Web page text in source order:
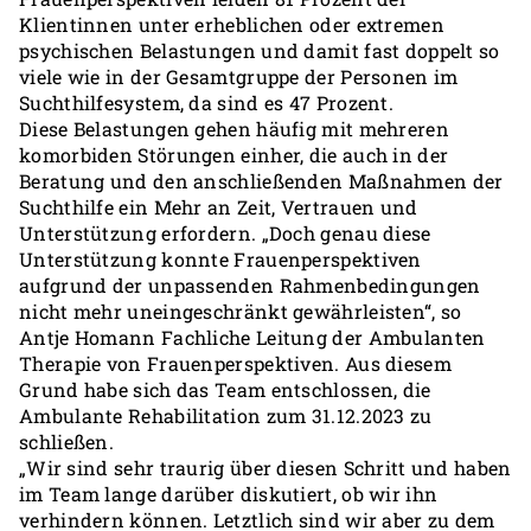
Klientinnen unter erheblichen oder extremen
psychischen Belastungen und damit fast doppelt so
viele wie in der Gesamtgruppe der Personen im
Suchthilfesystem, da sind es 47 Prozent.
Diese Belastungen gehen häufig mit mehreren
komorbiden Störungen einher, die auch in der
Beratung und den anschließenden Maßnahmen der
Suchthilfe ein Mehr an Zeit, Vertrauen und
Unterstützung erfordern. „Doch genau diese
Unterstützung konnte Frauenperspektiven
aufgrund der unpassenden Rahmenbedingungen
nicht mehr uneingeschränkt gewährleisten“, so
Antje Homann Fachliche Leitung der Ambulanten
Therapie von Frauenperspektiven. Aus diesem
Grund habe sich das Team entschlossen, die
Ambulante Rehabilitation zum 31.12.2023 zu
schließen.
„Wir sind sehr traurig über diesen Schritt und haben
im Team lange darüber diskutiert, ob wir ihn
verhindern können. Letztlich sind wir aber zu dem